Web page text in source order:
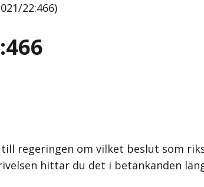
22:466)
regeringen om vilket beslut som
hittar du det i betänkanden